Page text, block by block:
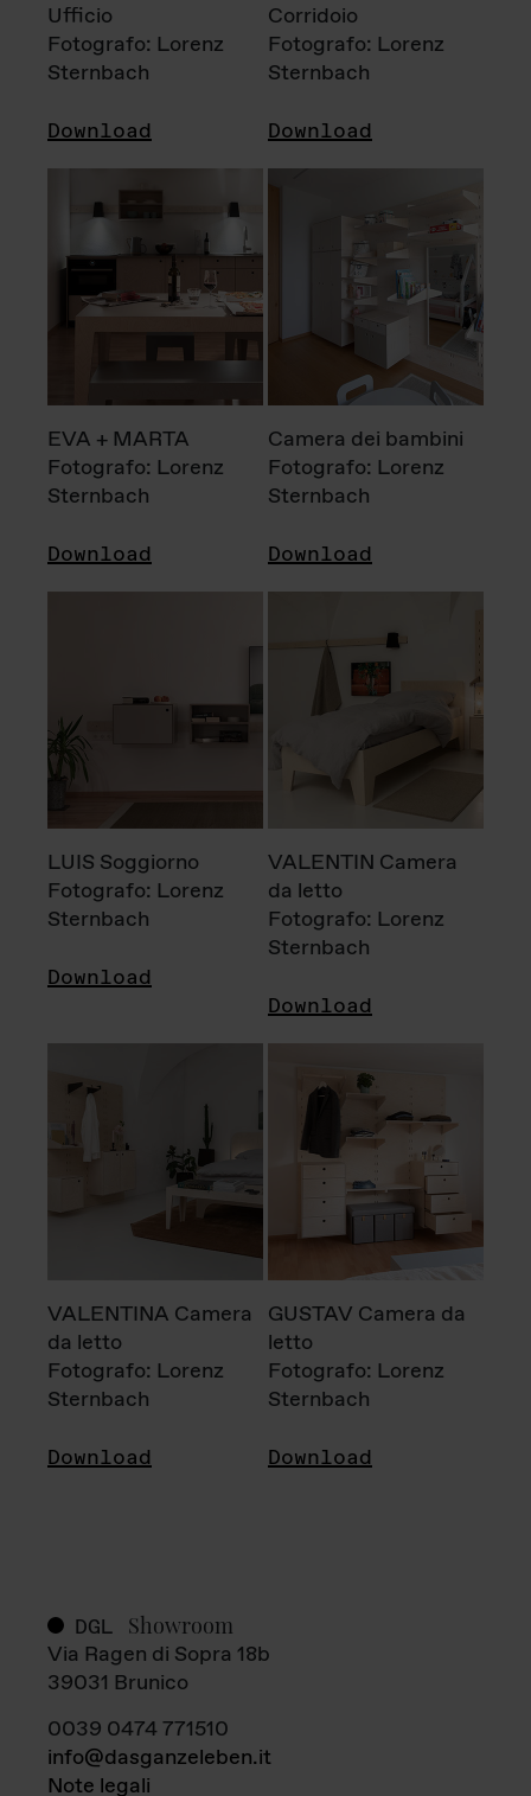
Ufficio
Fotografo: Lorenz
Sternbach
Download
Corridoio
Fotografo: Lorenz
Sternbach
Download
EVA + MARTA
Fotografo: Lorenz
Sternbach
Download
Camera dei bambini
Fotografo: Lorenz
Sternbach
Download
LUIS Soggiorno
Fotografo: Lorenz
Sternbach
Download
VALENTIN Camera
da letto
Fotografo: Lorenz
Sternbach
Download
VALENTINA Camera
da letto
Fotografo: Lorenz
Sternbach
Download
GUSTAV Camera da
letto
Fotografo: Lorenz
Sternbach
Download
DGL Showroom
Via Ragen di Sopra 18b
39031 Brunico
0039 0474 771510
info@dasganzeleben.it
Note legali